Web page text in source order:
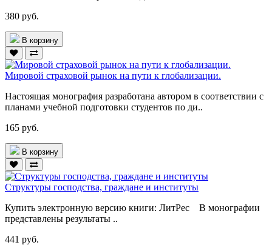
380 руб.
В корзину
Мировой страховой рынок на пути к глобализации.
Настоящая монография разработана автором в соответствии с
планами учебной подготовки студентов по ди..
165 руб.
В корзину
Структуры господства, граждане и институты
Купить электронную версию книги: ЛитРес В монографии
представлены результаты ..
441 руб.